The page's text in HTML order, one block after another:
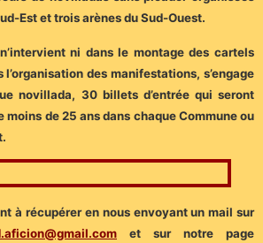
Est et trois arènes du Sud-Ouest.
ni dans le montage des cartels
des manifestations, s’engage
novillada, 30 billets d’entrée qui seront
moins de 25 ans dans chaque Commune ou
à récupérer en nous envoyant un mail sur
et sur notre page